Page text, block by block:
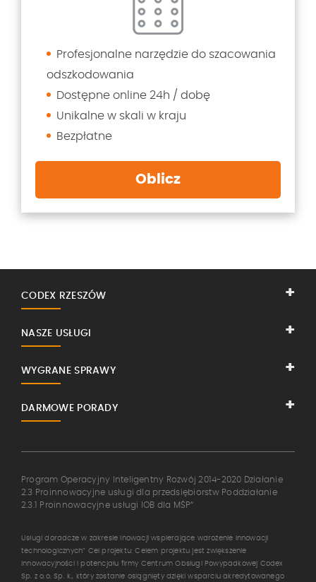
Profesjonalne narzędzie do szacowania
odszkodowania
Dostępne online 24h / dobę
Unikalne w skali w kraju
Bezpłatne
Oblicz
CODEX RZESZÓW
NASZE USŁUGI
WYGRANE SPRAWY
DARMOWE PORADY
Program Operacyjny Inteligentny Rozwój 2014-2020 Działanie
2.3 Proinnowacyjne usługi dla przedsiębiorstw Poddziałanie
2.3.1 Proinnowacyjne usługi IOB dla MŚP“
Usługi doradcze w zakresie inowacji wspierające wdrożenie innowacji
technologicznych” Cel projektu: Celem projektu jest zwiększenie
innowacyjności i potencjału firmy Centrum Obsługi Powypadkowej Codex
Sp. z o.o. Sp. k., który zostanie osiągnięty dzięki wsparciu akredytowanego